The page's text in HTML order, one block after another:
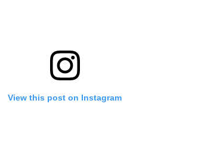
View this post on Instagram